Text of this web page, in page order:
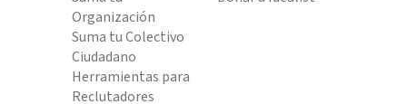
Organización
Suma tu Colectivo
Ciudadano
Herramientas para
Reclutadores